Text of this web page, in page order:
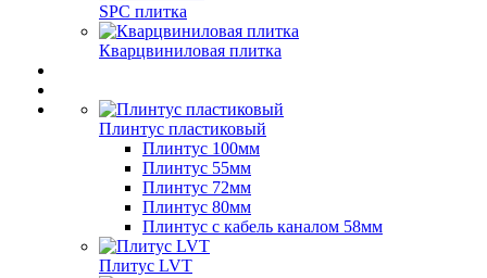
SPC плитка
Кварцвиниловая плитка
Плинтус пластиковый
Плинтус 100мм
Плинтус 55мм
Плинтус 72мм
Плинтус 80мм
Плинтус с кабель каналом 58мм
Плитус LVT